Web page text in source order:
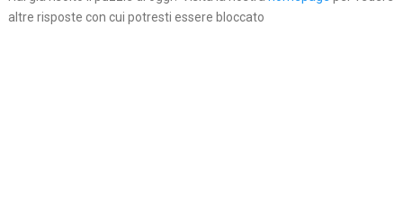
altre risposte con cui potresti essere bloccato